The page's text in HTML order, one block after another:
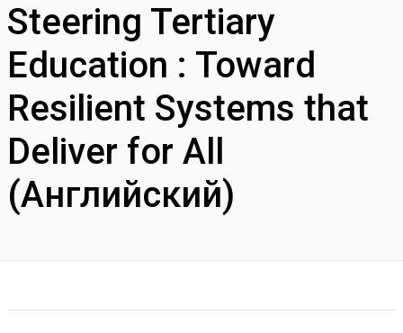
Steering Tertiary
Education : Toward
Resilient Systems that
Deliver for All
(Английский)